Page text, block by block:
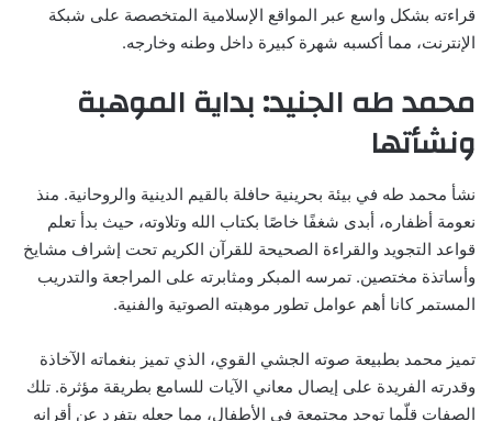
قراءته بشكل واسع عبر المواقع الإسلامية المتخصصة على شبكة
الإنترنت، مما أكسبه شهرة كبيرة داخل وطنه وخارجه.
محمد طه الجنيد: بداية الموهبة
ونشأتها
نشأ محمد طه في بيئة بحرينية حافلة بالقيم الدينية والروحانية. منذ
نعومة أظفاره، أبدى شغفًا خاصًا بكتاب الله وتلاوته، حيث بدأ تعلم
قواعد التجويد والقراءة الصحيحة للقرآن الكريم تحت إشراف مشايخ
وأساتذة مختصين. تمرسه المبكر ومثابرته على المراجعة والتدريب
المستمر كانا أهم عوامل تطور موهبته الصوتية والفنية.
تميز محمد بطبيعة صوته الجشي القوي، الذي تميز بنغماته الآخاذة
وقدرته الفريدة على إيصال معاني الآيات للسامع بطريقة مؤثرة. تلك
الصفات قلّما توجد مجتمعة في الأطفال، مما جعله يتفرد عن أقرانه